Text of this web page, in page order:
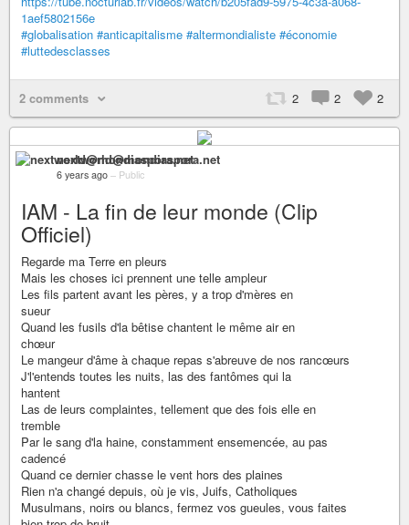
1aef5802156e
#globalisation #anticapitalisme #altermondialiste #économie
#luttedesclasses
2 comments 2 2 2
nextworld@mondiaspora.net
6 years ago – Public
IAM - La fin de leur monde (Clip
Officiel)
Regarde ma Terre en pleurs
Mais les choses ici prennent une telle ampleur
Les fils partent avant les pères, y a trop d'mères en
sueur
Quand les fusils d'la bêtise chantent le même air en
chœur
Le mangeur d'âme à chaque repas s'abreuve de nos rancœurs
J'l'entends toutes les nuits, las des fantômes qui la
hantent
Las de leurs complaintes, tellement que des fois elle en
tremble
Par le sang d'la haine, constamment ensemencée, au pas
cadencé
Quand ce dernier chasse le vent hors des plaines
Rien n'a changé depuis, où je vis, Juifs, Catholiques
Musulmans, noirs ou blancs, fermez vos gueules, vous faites